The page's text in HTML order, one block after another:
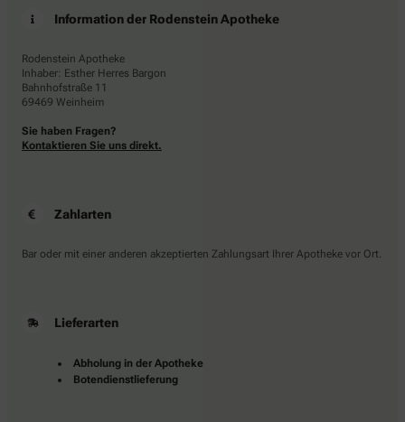
Information der Rodenstein Apotheke
Rodenstein Apotheke
Inhaber: Esther Herres Bargon
Bahnhofstraße 11
69469 Weinheim
Sie haben Fragen?
Kontaktieren Sie uns direkt.
Zahlarten
Bar oder mit einer anderen akzeptierten Zahlungsart Ihrer Apotheke vor Ort.
Lieferarten
Abholung in der Apotheke
Botendienstlieferung